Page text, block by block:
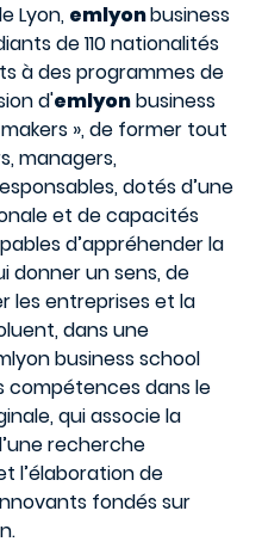
Lyon, emlyonbusiness
de 110 nationalités
à des programmes de
d'emlyonbusiness
», de former tout
managers,
dotés d’une
et de capacités
d’appréhender la
donner un sens, de
les entreprises et la
dans une
business school
compétences dans le
qui associe la
recherche
l’élaboration de
fondés sur